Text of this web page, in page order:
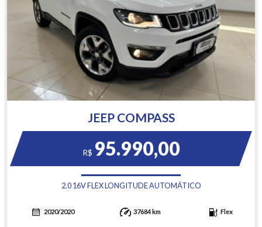
JEEP COMPASS
R$ 95.990,00
2.0 16V FLEX LONGITUDE AUTOMÁTICO
2020/2020 37684 km Flex